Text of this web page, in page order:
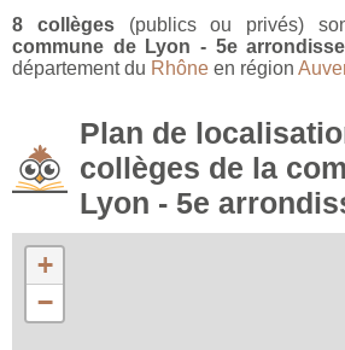
8 collèges(publics ou privés)
commune de Lyon - 5e
département du Rhône en région
Plan de
collèges de la
Lyon - 5e
+
−